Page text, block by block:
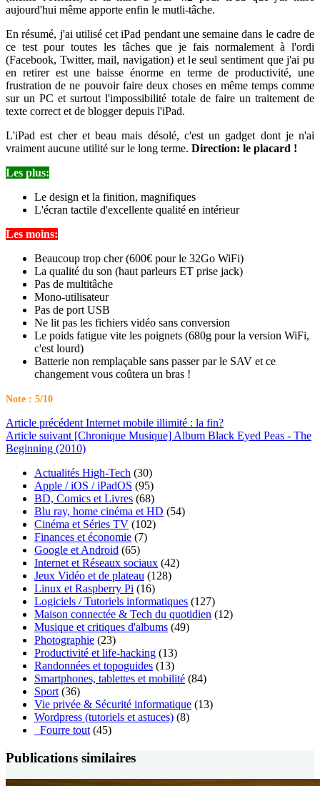
aujourd'hui même apporte enfin le mutli-tâche.
En résumé, j'ai utilisé cet iPad pendant une semaine dans le cadre de
ce test pour toutes les tâches que je fais normalement à l'ordi
(Facebook, Twitter, mail, navigation) et le seul sentiment que j'ai pu
en retirer est une baisse énorme en terme de productivité, une
frustration de ne pouvoir faire deux choses en même temps comme
sur un PC et surtout l'impossibilité totale de faire un traitement de
texte correct et de blogger depuis l'iPad.
L'iPad est cher et beau mais désolé, c'est un gadget dont je n'ai
vraiment aucune utilité sur le long terme. Direction: le placard !
Les plus:
Le design et la finition, magnifiques
L'écran tactile d'excellente qualité en intérieur
Les moins:
Beaucoup trop cher (600€ pour le 32Go WiFi)
La qualité du son (haut parleurs ET prise jack)
Pas de multitâche
Mono-utilisateur
Pas de port USB
Ne lit pas les fichiers vidéo sans conversion
Le poids fatigue vite les poignets (680g pour la version WiFi,
c'est lourd)
Batterie non remplaçable sans passer par le SAV et ce
changement vous coûtera un bras !
Note : 5/10
Article précédent Internet mobile illimité : la fin?
Article suivant [Chronique Musique] Album Black Eyed Peas - The
Beginning (2010)
Actualités High-Tech (30)
Apple / iOS / iPadOS (95)
BD, Comics et Livres (68)
Blu ray, home cinéma et HD (54)
Cinéma et Séries TV (102)
Finances et économie (7)
Google et Android (65)
Internet et Réseaux sociaux (42)
Jeux Vidéo et de plateau (128)
Linux et Raspberry Pi (16)
Logiciels / Tutoriels informatiques (127)
Maison connectée & Tech du quotidien (12)
Musique et critiques d'albums (49)
Photographie (23)
Productivité et life-hacking (13)
Randonnées et topoguides (13)
Smartphones, tablettes et mobilité (84)
Sport (36)
Vie privée & Sécurité informatique (13)
Wordpress (tutoriels et astuces) (8)
_Fourre tout (45)
Publications similaires